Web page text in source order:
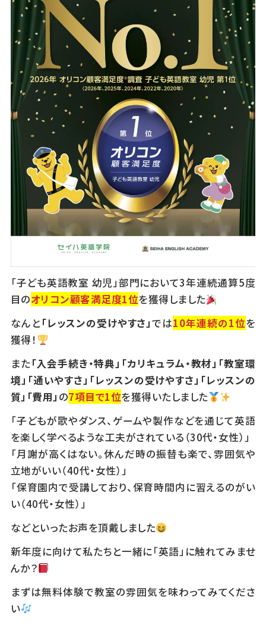
「子ども英語教室 幼児」部門において3年連続通算5度
目のオリコン顧客満足度1位を獲得しました
なんと「レッスンの受けやすさ」では10年連続の1位を
獲得！
また「入会手続き・特典」「カリキュラム・教材」「教室環
境」「通いやすさ」「レッスンの受けやすさ」「レッスンの
質」「費用」 の7項目で1位を獲得いたしました
「子どもが歌やダンス、ゲームや製作などを通じて英語
を楽しく学べるような工夫がされている（30代・女性）」
「月謝が高くはない。休んだ時の振替も楽で、雰囲気や
立地がいい（40代・女性）」
「保育園内で受講しており、保育時間内に習えるのがい
い（40代・女性）」
などといったお声を頂戴しました
新年度に向けて私たちと一緒に「英語」に触れてみませ
んか？
まずは無料体験で教室の雰囲気を味わってみてくださ
い